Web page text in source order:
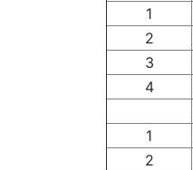
1
2
3
4
1
2